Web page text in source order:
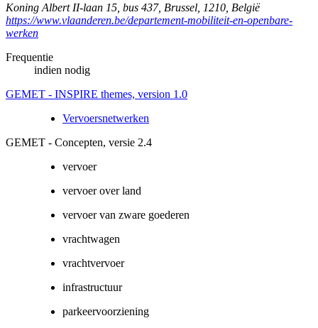
Koning Albert II-laan 15, bus 437, Brussel 1210 België
https://www.vlaanderen.be/departement-mobiliteit-en-openbare-
werken
Frequentie
indien nodig
GEMET - INSPIRE themes, version 1.0
Vervoersnetwerken
GEMET - Concepten, versie 2.4
vervoer
vervoer over land
vervoer van zware goederen
vrachtwagen
vrachtvervoer
infrastructuur
parkeervoorziening